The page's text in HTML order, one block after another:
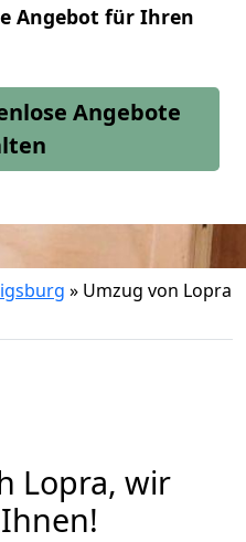
Angebot für Ihren
Angebote
» Umzug von Lopra
Lopra, wir